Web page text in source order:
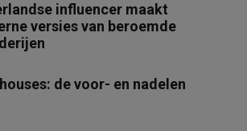
influencer maakt
versies van beroemde
de voor- en nadelen